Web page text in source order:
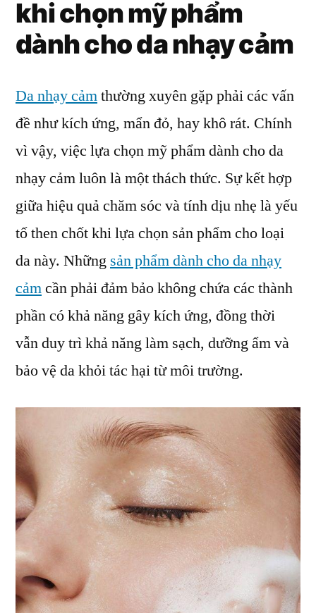
khi chọn mỹ phẩm
dành cho da nhạy cảm
Da nhạy cảmthường xuyên gặp phải các vấn
đề như kích ứng, mẩn đỏ, hay khô rát. Chính
vì vậy, việc lựa chọn mỹ phẩm dành cho da
nhạy cảm luôn là một thách thức. Sự kết hợp
giữa hiệu quả chăm sóc và tính dịu nhẹ là yếu
tố then chốt khi lựa chọn sản phẩm cho loại
da này. Những sản phẩm dành cho da nhạy
cảmcần phải đảm bảo không chứa các thành
phần có khả năng gây kích ứng, đồng thời
vẫn duy trì khả năng làm sạch, dưỡng ẩm và
bảo vệ da khỏi tác hại từ môi trường.